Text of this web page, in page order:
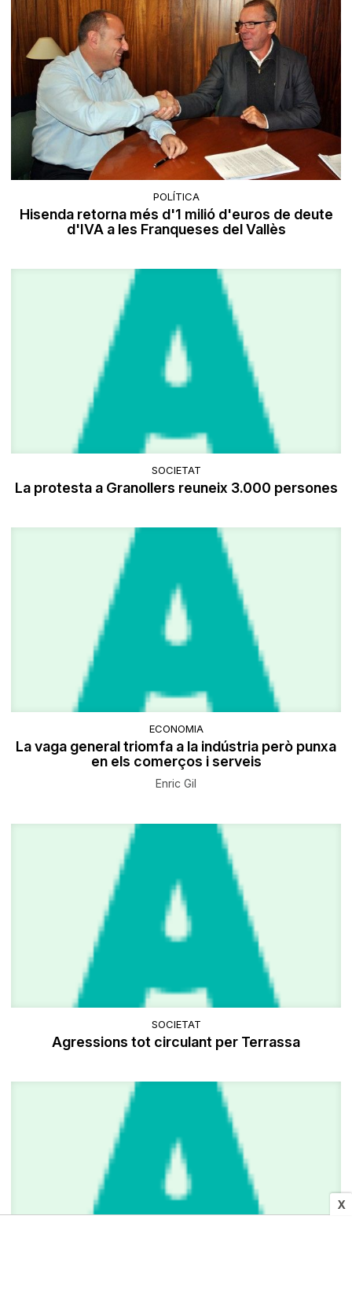
X
POLÍTICA
Hisenda retorna més d'1 milió d'euros de deute
d'IVA a les Franqueses del Vallès
SOCIETAT
La protesta a Granollers reuneix 3.000 persones
ECONOMIA
La vaga general triomfa a la indústria però punxa
en els comerços i serveis
Enric Gil
SOCIETAT
Agressions tot circulant per Terrassa